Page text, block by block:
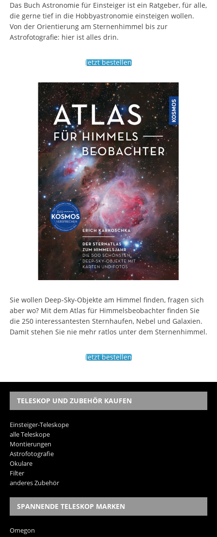
Das Buch Astronomie für Einsteiger ist ein Ratgeber, für alle,
die gerne tief in die Hobbyastronomie einsteigen wollen.
Von der Orientierung am Sternenhimmel bis zur
Astrofotografie: hier ist alles drin.
Jetzt bestellen
Sie wollen Deep-Sky-Objekte am Himmel finden, fragen sich
aber wo? Mit dem Atlas für Himmelsbeobachter finden Sie
die 250 interessantesten Sternhaufen, Nebel und Galaxien.
Damit stehen Sie nie mehr ratlos unter dem Sternenhimmel.
Jetzt bestellen
TELESKOP UND ZUBEHÖR KAUFEN
Einsteiger-Teleskope
alle Teleskope
Montierungen
Astrofotografie
Okulare
Filter
anderes Zubehör
SPANNENDE TELESKOP MARKEN
Omegon